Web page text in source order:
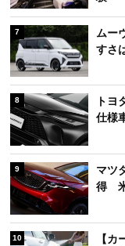
7
ムー
すさ
8
トヨ
仕様
9
マツ
得 米
10
【